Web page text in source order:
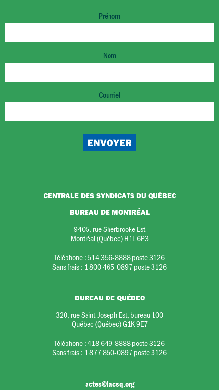
Prénom
Nom
Courriel
CENTRALE DES SYNDICATS DU QUÉBEC
BUREAU DE MONTRÉAL
9405, rue Sherbrooke Est
Montréal (Québec) H1L 6P3
Téléphone : 514 356-8888 poste 3126
Sans frais : 1 800 465-0897 poste 3126
BUREAU DE QUÉBEC
320, rue Saint-Joseph Est, bureau 100
Québec (Québec) G1K 9E7
Téléphone :418 649-8888 poste 3126
Sans frais : 1 877 850-0897 poste 3126
actes@lacsq.org